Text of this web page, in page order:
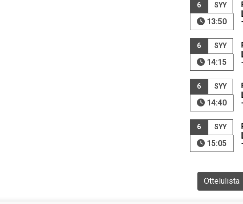
6 SYY
13:50
6 SYY
14:15
6 SYY
14:40
6 SYY
15:05
Ottelulista